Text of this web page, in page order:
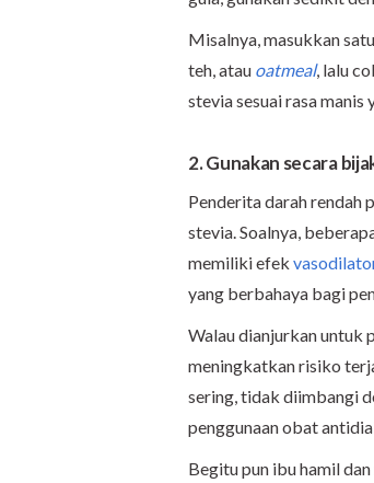
Misalnya, masukkan
teh, atau oatmeal, lalu
stevia sesuai rasa manis
2. Gunakan secara
Penderita darah rendah
stevia. Soalnya,
memiliki efek
yang berbahaya bagi
Walau dianjurkan untuk
meningkatkan risiko
sering, tidak diimbangi
penggunaan obat
Begitu pun ibu hamil